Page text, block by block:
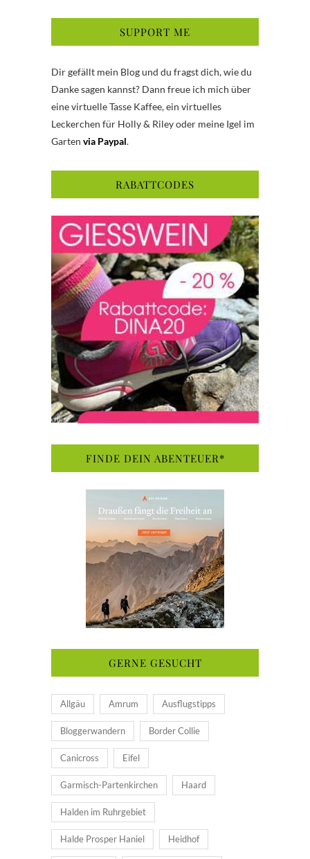
SUPPORT ME
Dir gefällt mein Blog und du fragst dich, wie du
Danke sagen kannst? Dann freue ich mich über
eine virtuelle Tasse Kaffee, ein virtuelles
Leckerchen für Holly & Riley oder meine Igel im
Garten via Paypal.
RABATTCODES
FINDE DEIN ABENTEUER*
GERNE GESUCHT
Allgäu Amrum Ausflugstipps
Bloggerwandern Border Collie
Canicross Eifel
Garmisch-Partenkirchen Haard
Halden im Ruhrgebiet
Halde Prosper Haniel Heidhof